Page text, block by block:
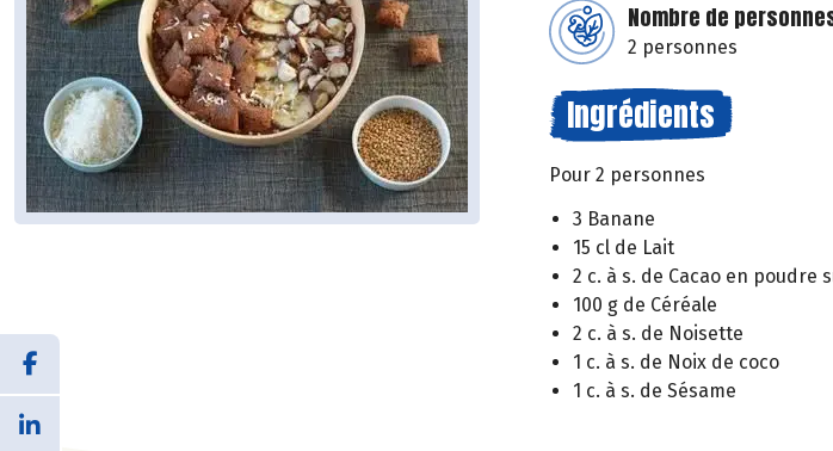
Nombre de
2 personnes
Ingrédients
Pour 2 personnes
3 Banane
15 cl de Lait
2 c. à s. de Cacao en poudre
100 g de Céréale
2 c. à s. de Noisette
1 c. à s. de Noix de coco
1 c. à s. de Sésame